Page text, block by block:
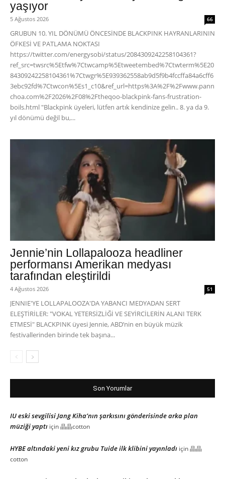
yaşıyor
5 Ağustos 2026 66
GRUBUN 10. YIL DÖNÜMÜ ÖNCESİNDE BLACKPINK HAYRANLARININ
ÖFKESİ VE PATLAMA NOKTASI
https://twitter.com/energysobi/status/2084309242258104361?
ref_src=twsrc%5Etfw%7Ctwcamp%5Etweetembed%7Ctwterm%5E20
84309242258104361%7Ctwgr%5E939362558ab9d5f9b4fccffa84a6cff6
3ebc92fd%7Ctwcon%5Es1_c10&ref_url=https%3A%2F%2Fwww.pann
choa.com%2F2026%2F08%2Ftheqoo-blackpink-fans-frustration-
boils.html "Blackpink üyeleri, lütfen artık kendinize gelin.. 8. ya da 9.
yıl dönümü değil bu,...
Jennie’nin Lollapalooza headliner
performansı Amerikan medyası
tarafından eleştirildi
4 Ağustos 2026 51
JENNIE'YE LOLLAPALOOZA'DA YABANCI MEDYADAN SERT
ELEŞTİRİLER: "VOKAL YETERSİZLİĞİ VE SEYİRCİLERİN ALANI TERK
ETMESİ" BLACKPINK üyesi Jennie, ABD’nin en büyük müzik
festivallerinden birinde tek başına...
Son Yorumlar
IU eski sevgilisi Jang Kiha’nın şarkısını gönderisinde arka plan
müziği yaptı için晶晶cotton
HYBE altındaki yeni kız grubu Tuide ilk klibini yayınladı için晶晶
cotton